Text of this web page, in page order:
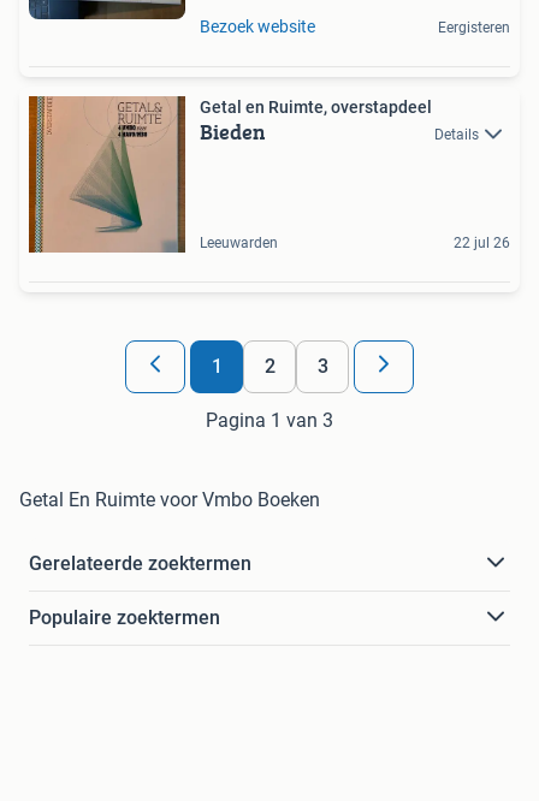
Bezoek website Eergisteren
Getal en Ruimte, overstapdeel
Bieden Details
Leeuwarden 22 jul 26
1 2 3
Pagina 1 van 3
Getal En Ruimte voor Vmbo Boeken
Gerelateerde zoektermen
Populaire zoektermen